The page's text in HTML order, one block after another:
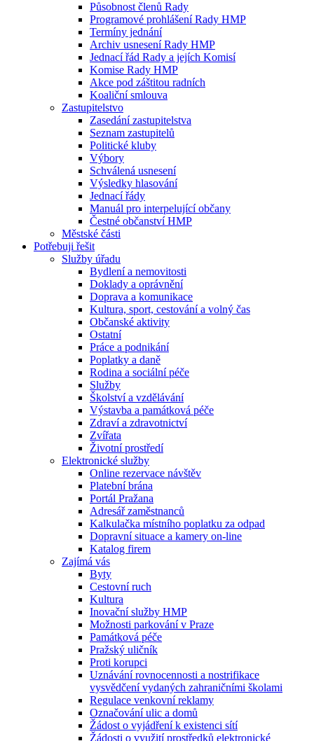
Působnost členů Rady
Programové prohlášení Rady HMP
Termíny jednání
Archiv usnesení Rady HMP
Jednací řád Rady a jejích Komisí
Komise Rady HMP
Akce pod záštitou radních
Koaliční smlouva
Zastupitelstvo
Zasedání zastupitelstva
Seznam zastupitelů
Politické kluby
Výbory
Schválená usnesení
Výsledky hlasování
Jednací řády
Manuál pro interpelující občany
Čestné občanství HMP
Městské části
Potřebuji řešit
Služby úřadu
Bydlení a nemovitosti
Doklady a oprávnění
Doprava a komunikace
Kultura, sport, cestování a volný čas
Občanské aktivity
Ostatní
Práce a podnikání
Poplatky a daně
Rodina a sociální péče
Služby
Školství a vzdělávání
Výstavba a památková péče
Zdraví a zdravotnictví
Zvířata
Životní prostředí
Elektronické služby
Online rezervace návštěv
Platební brána
Portál Pražana
Adresář zaměstnanců
Kalkulačka místního poplatku za odpad
Dopravní situace a kamery on-line
Katalog firem
Zajímá vás
Byty
Cestovní ruch
Kultura
Inovační služby HMP
Možnosti parkování v Praze
Památková péče
Pražský uličník
Proti korupci
Uznávání rovnocennosti a nostrifikace
vysvědčení vydaných zahraničními školami
Regulace venkovní reklamy
Označování ulic a domů
Žádost o vyjádření k existenci sítí
Žádosti o využití prostředků elektronické